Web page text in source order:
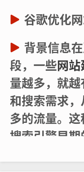
谷歌优化
背景信息
段，一些网
量越多，就
和搜索需求
多的流量。
搜索引擎早
擎对网站内